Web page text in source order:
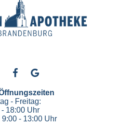
- Freitag:
18:00 Uhr
9:00 - 13:00 Uhr